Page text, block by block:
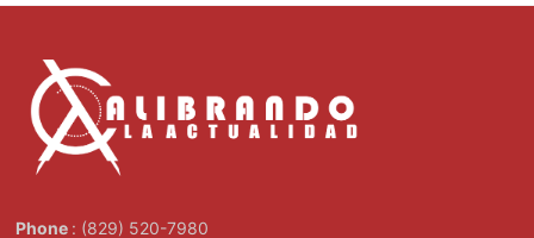
Phone : (829) 520-7980